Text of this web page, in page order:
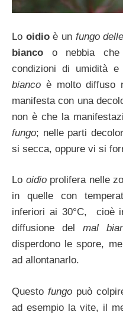
Lo oidioè un fungo
bianco o nebbia che
condizioni di umidità
bianco è molto diffuso
manifesta con una
non è che la
fungo; nelle parti
si secca, oppure vi si
Lo oidioprolifera nelle
in quelle con
inferiori ai 30°C, cioè
diffusione del mal
disperdono le spore,
ad allontanarlo.
Questo fungopuò
ad esempio la vite, il